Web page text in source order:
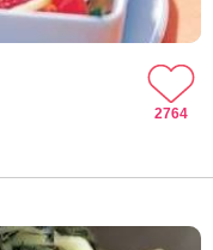
2764